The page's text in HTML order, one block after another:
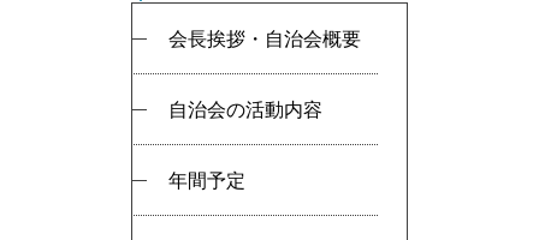
会長挨拶・自治会概要
自治会の活動内容
年間予定